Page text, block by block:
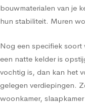
bouwmaterialen van je
hun stabiliteit. Muren
Nog een specifiek
een natte kelder is
vochtig is, dan kan het
gelegen verdiepingen.
woonkamer,